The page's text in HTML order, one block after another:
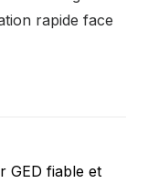
rapide face
GED fiable et